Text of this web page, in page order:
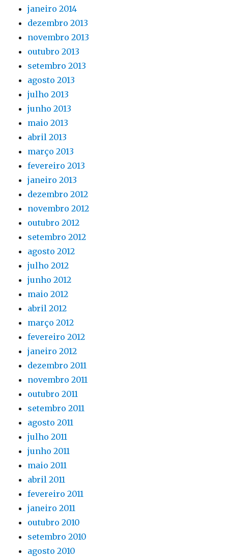
janeiro 2014
dezembro 2013
novembro 2013
outubro 2013
setembro 2013
agosto 2013
julho 2013
junho 2013
maio 2013
abril 2013
março 2013
fevereiro 2013
janeiro 2013
dezembro 2012
novembro 2012
outubro 2012
setembro 2012
agosto 2012
julho 2012
junho 2012
maio 2012
abril 2012
março 2012
fevereiro 2012
janeiro 2012
dezembro 2011
novembro 2011
outubro 2011
setembro 2011
agosto 2011
julho 2011
junho 2011
maio 2011
abril 2011
fevereiro 2011
janeiro 2011
outubro 2010
setembro 2010
agosto 2010